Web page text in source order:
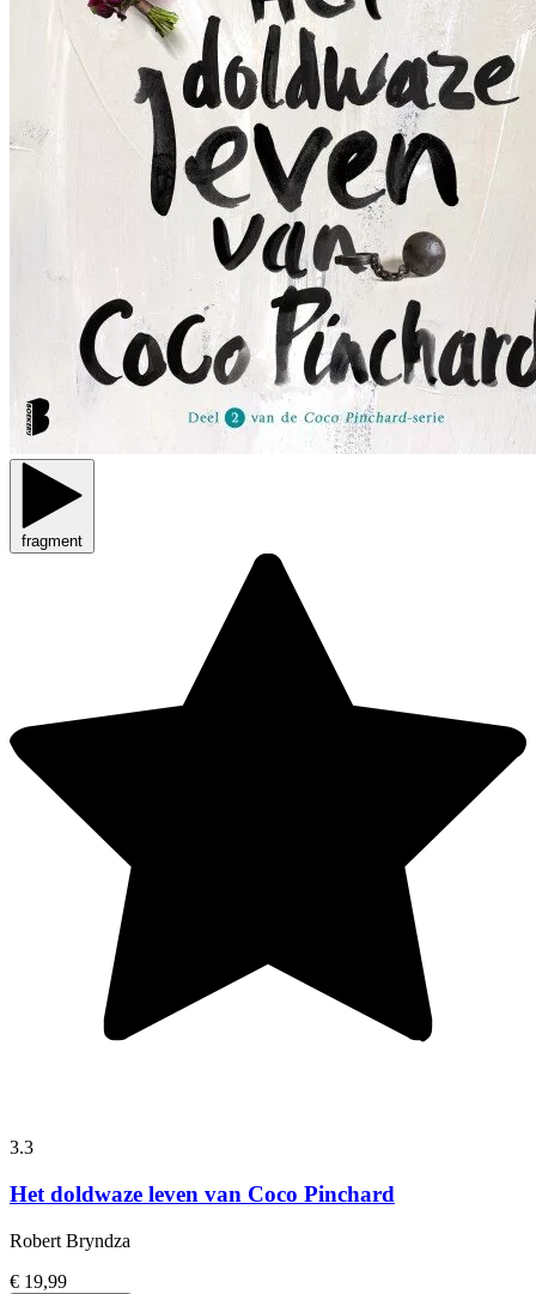
fragment
3.3
Het doldwaze leven van Coco Pinchard
Robert Bryndza
€ 19,99